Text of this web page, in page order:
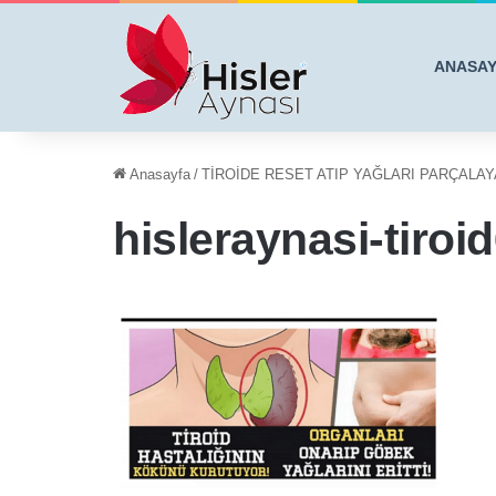
Anasayfa / TİROİDE RESET ATIP YAĞLARI
hisleraynasi-